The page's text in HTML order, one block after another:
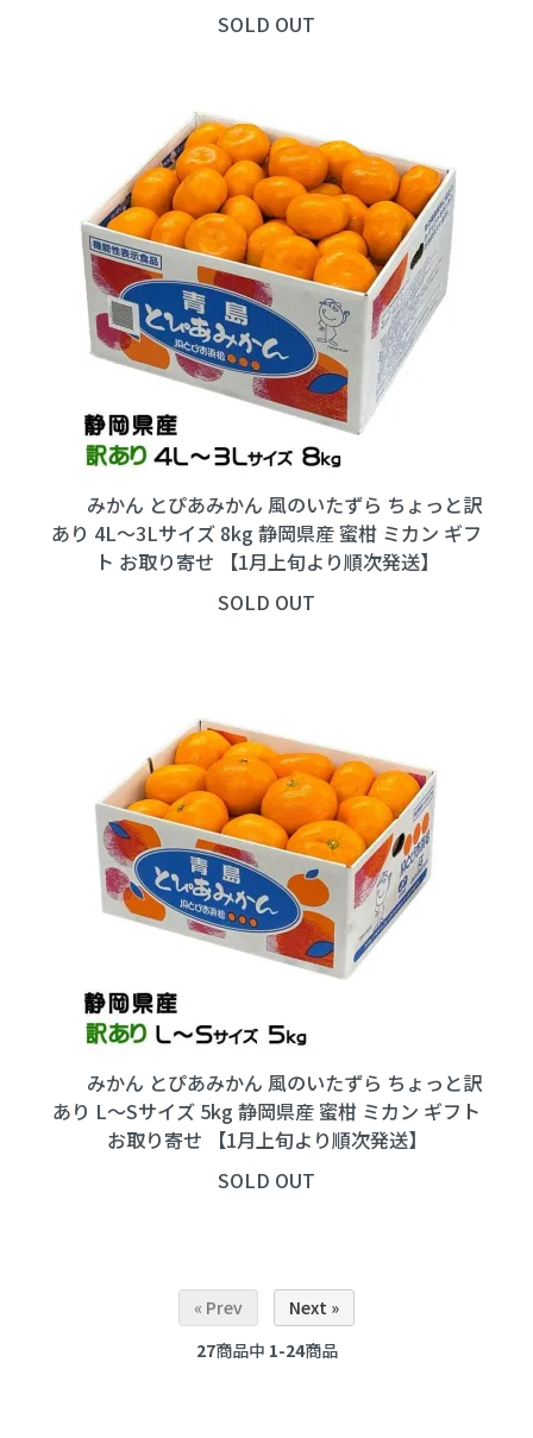
SOLD OUT
みかん とぴあみかん 風のいたずら ちょっと訳
あり 4L～3Lサイズ 8kg 静岡県産 蜜柑 ミカン ギフ
ト お取り寄せ 【1月上旬より順次発送】
SOLD OUT
みかん とぴあみかん 風のいたずら ちょっと訳
あり L～Sサイズ 5kg 静岡県産 蜜柑 ミカン ギフト
お取り寄せ 【1月上旬より順次発送】
SOLD OUT
« Prev
Next »
27商品中 1-24商品